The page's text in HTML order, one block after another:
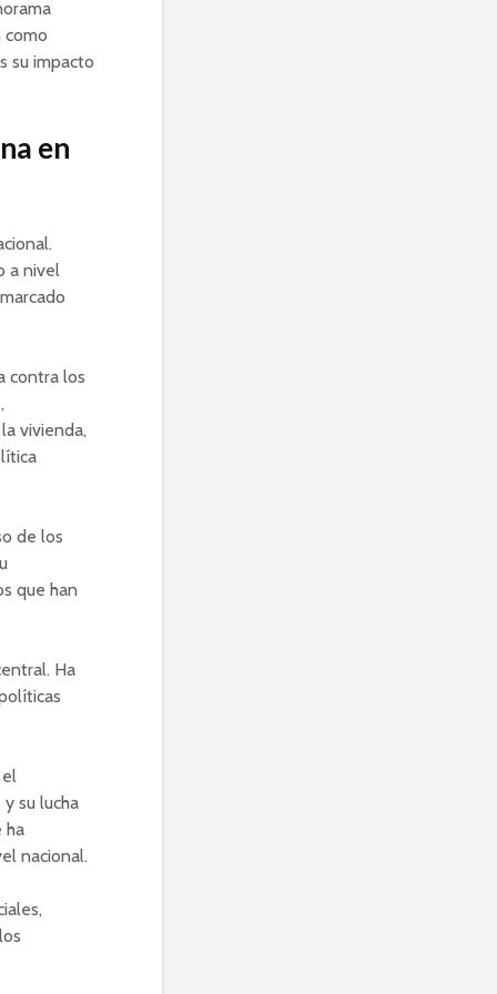
como
su impacto
en
a nivel
contra los
vivienda,
de los
que han
Ha
su lucha
ha
nacional.